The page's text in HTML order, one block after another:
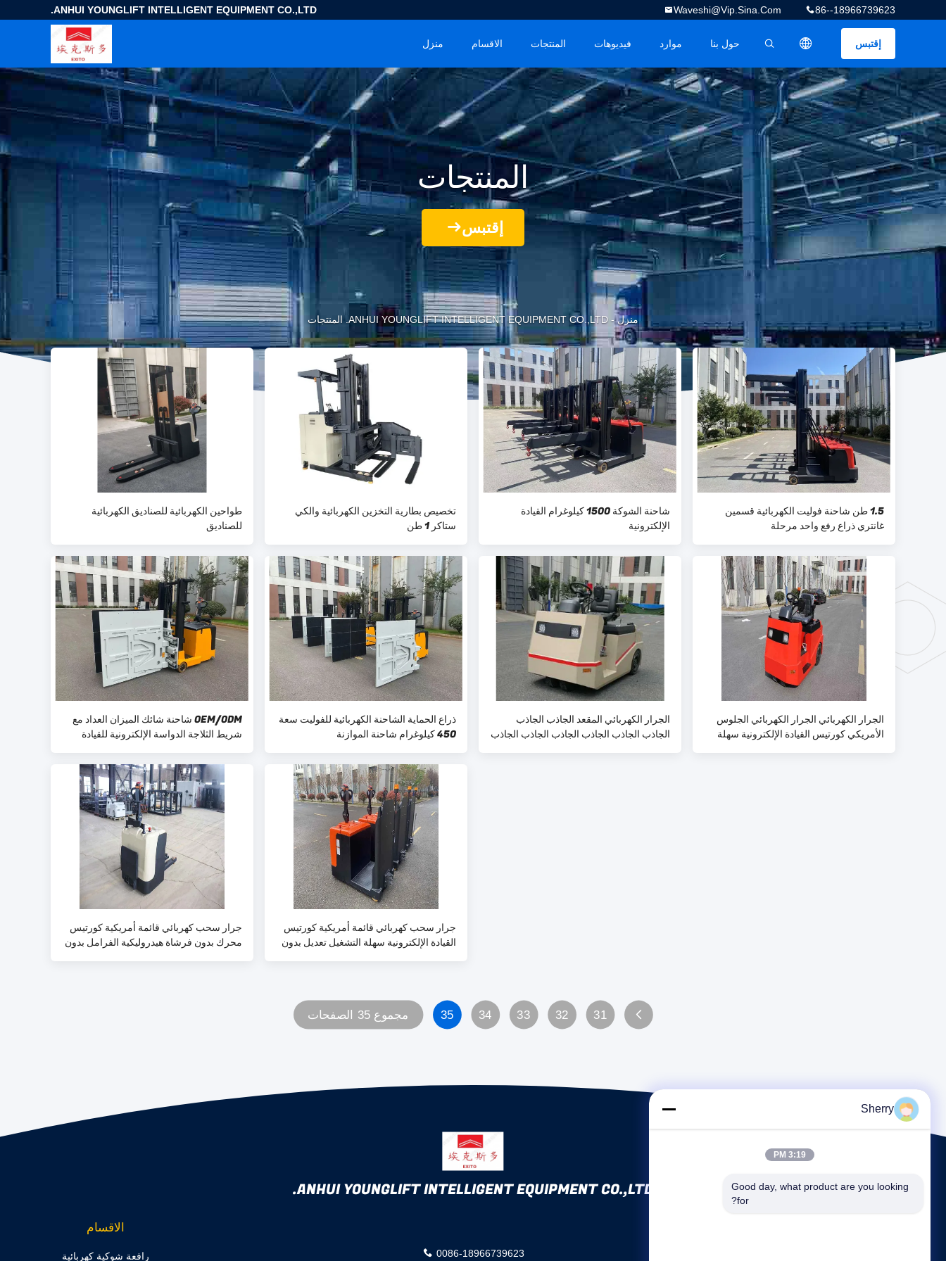
ANHUI YOUNGLIFT INTELLIGENT EQUIPMENT CO.,LTD. 86--18966739623
Waveshi@vip.sina.com
إقتبس
描述
منزل الاقسام المنتجات فيديوهات موارد حول بنا
المنتجات
إقتبس
منزل- ANHUI YOUNGLIFT INTELLIGENT EQUIPMENT CO.,LTD. المنتجات
طواحين الكهربائية للصناديق الكهربائية
للصناديق
تخصيص بطارية التخزين الكهربائية والكي
ستاكر 1 طن
شاحنة الشوكة 1500 كيلوغرام القيادة
الإلكترونية
1.5 طن شاحنة فوليت الكهربائية قسمين
غانتري ذراع رفع واحد مرحلة
OEM/ODM شاحنة شائك الميزان العداد مع
شريط الثلاجة الدواسة الإلكترونية للقيادة
ذراع الحماية الشاحنة الكهربائية للفوليت سعة
450 كيلوغرام شاحنة الموازنة
الجرار الكهربائي المقعد الجاذب الجاذب
الجاذب الجاذب الجاذب الجاذب الجاذب الجاذب
الجرار الكهربائي الجرار الكهربائي الجلوس
الأمريكي كورتيس القيادة الإلكترونية سهلة
جرار سحب كهربائي قائمة أمريكية كورتيس
محرك بدون فرشاة هيدروليكية الفرامل بدون
جرار سحب كهربائي قائمة أمريكية كورتيس
القيادة الإلكترونية سهلة التشغيل تعديل بدون
31
32
33
34
35 مجموع 35 الصفحات
ANHUI YOUNGLIFT INTELLIGENT EQUIPMENT CO.,LTD.
الاقسام
رافعة شوكية كهربائية 0086-18966739623
Sherry
3:19 PM
Good day, what product are you looking
for?